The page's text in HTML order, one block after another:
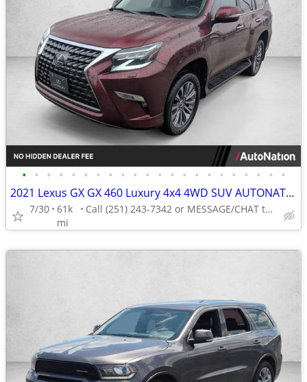
• • • • • • • • • • • • • • • • • • • • • •
2021 Lexus GX GX 460 Luxury 4x4 4WD SUV AUTONATION
7/30 61k
mi
Call (251) 243-7342 or MESSAGE/CHAT to confirm availability